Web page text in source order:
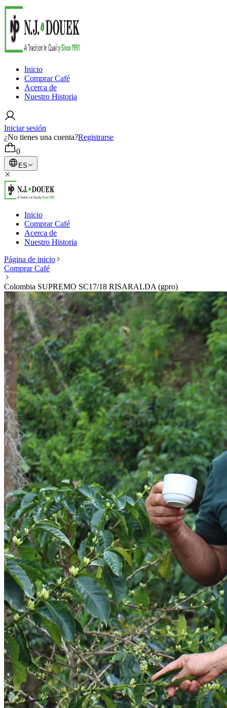
Inicio
Comprar Café
Acerca de
Nuestro Historia
Iniciar sesión
¿No tienes una cuenta?Registrarse
0
ES
Inicio
Comprar Café
Acerca de
Nuestro Historia
Página de inicio
Comprar Café
Colombia SUPREMO SC17/18 RISARALDA (gpro)